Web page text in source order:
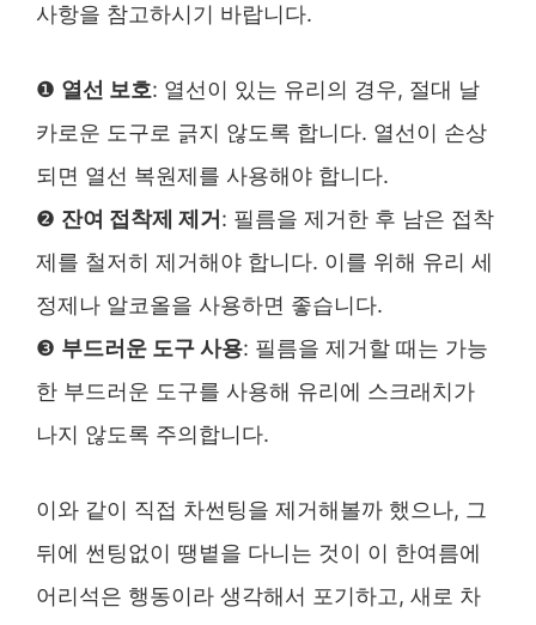
사항을 참고하시기 바랍니다.
❶ 열선 보호: 열선이 있는 유리의 경우, 절대 날
카로운 도구로 긁지 않도록 합니다. 열선이 손상
되면 열선 복원제를 사용해야 합니다.
❷ 잔여 접착제 제거 : 필름을 제거한 후 남은 접착
제를 철저히 제거해야 합니다. 이를 위해 유리 세
정제나 알코올을 사용하면 좋습니다.
❸ 부드러운 도구 사용: 필름을 제거할 때는 가능
한 부드러운 도구를 사용해 유리에 스크래치가
나지 않도록 주의합니다.
이와 같이 직접 차썬팅을 제거해볼까 했으나, 그
뒤에 썬팅없이 땡볕을 다니는 것이 이 한여름에
어리석은 행동이라 생각해서 포기하고, 새로 차